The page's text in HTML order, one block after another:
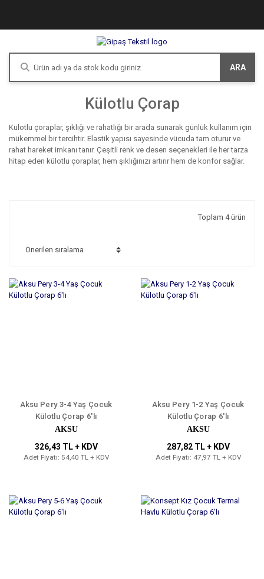
ARA
Külotlu Çorap
Külotlu çoraplar, şıklığı ve rahatlığı bir arada sunarak günlük kullanım için
mükemmel bir tercihtir. Elastik yapısı sayesinde vücuda tam oturur ve
rahat hareket imkanı tanır. Çeşitli renk ve desen seçenekleri ile her tarza
hitap eden külotlu çoraplar, hem şıklığınızı artırır hem de konfor sağlar.
Toplam 4 ürün
Aksu Pery 3-4 Yaş Çocuk
Külotlu Çorap 6'lı
AKSU
326,43 TL + KDV
Adet Fiyatı: 54,40 TL + KDV
Aksu Pery 1-2 Yaş Çocuk
Külotlu Çorap 6'lı
AKSU
287,82 TL + KDV
Adet Fiyatı: 47,97 TL + KDV